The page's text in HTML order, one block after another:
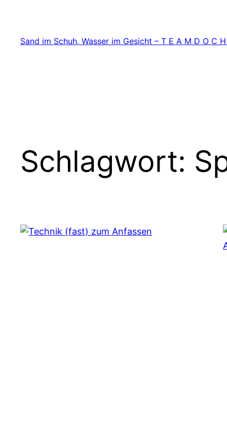
springen
Sand im Schuh, Wasser im Gesicht – T E A M D O C
Schlagwort: